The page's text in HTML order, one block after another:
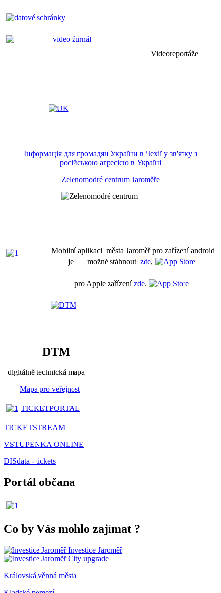
Videoreportáže
Інформація для громадян України в Чехії у зв'язку з
російською агресією в Україні
Zelenomodré centrum Jaroměře
Mobilní aplikaci města Jaroměř pro zařízení android
je možné stáhnout zde,
pro Apple zařízenízde.
DTM
digitálně technická mapa
Mapa pro veřejnost
TICKETPORTAL
TICKETSTREAM
VSTUPENKA ONLINE
DISdata - tickets
Portál občana
Co by Vás mohlo zajímat ?
Investice Jaroměř
City upgrade
Královská věnná města